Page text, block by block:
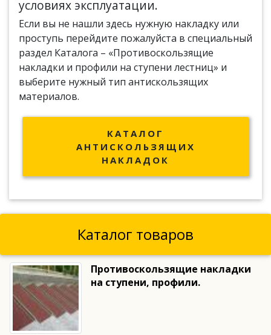
условиях эксплуатации.
Если вы не нашли здесь нужную накладку или
проступь перейдите пожалуйста в специальный
раздел Каталога – «Противоскользящие
накладки и профили на ступени лестниц» и
выберите нужный тип антискользящих
материалов.
КАТАЛОГ
АНТИСКОЛЬЗЯЩИХ
НАКЛАДОК
Каталог товаров
Противоскользящие накладки
на ступени, профили.